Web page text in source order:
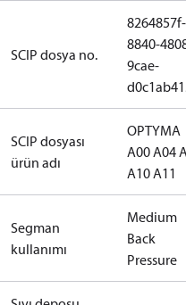
SCIP dosya no.
8264857f-
8840-
9cae-
SCIP dosyası
ürün adı
OPTYMA
A00 A04
A10 A11
Segman
kullanımı
Medium
Back
Pressure